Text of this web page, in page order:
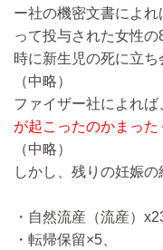
ー社の機密文書によ
って投与された女性
時に新生児の死に立ち
（中略）
ファイザー社によれば
が起こったのかまった
（中略）
しかし、残りの妊娠の
・自然流産（流産）
・転帰保留×5、